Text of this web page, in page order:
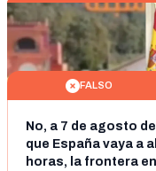
FALSO
No, a 7 de agosto
que España vaya a
horas, la frontera